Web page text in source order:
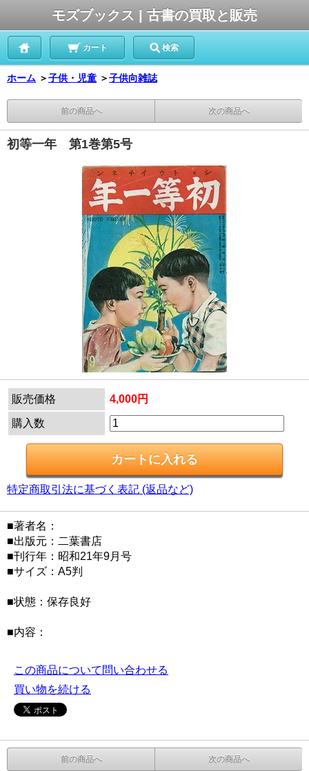
モズブックス | 古書の買取と販売
カート 検索
ホーム ＞子供・児童 ＞子供向雑誌
前の商品へ 次の商品へ
初等一年 第1巻第5号
販売価格 4,000円
購入数
特定商取引法に基づく表記 (返品など)
■著者名：
■出版元：二葉書店
■刊行年：昭和21年9月号
■サイズ：A5判
■状態：保存良好
■内容：
この商品について問い合わせる
買い物を続ける
前の商品へ 次の商品へ